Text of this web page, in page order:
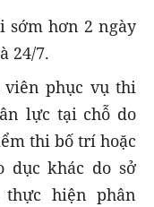
sớm hơn 2 ngày
24/7.
viên phục vụ thi
lực tại chỗ do
thi bố trí hoặc
dục khác do sở
thực hiện phân